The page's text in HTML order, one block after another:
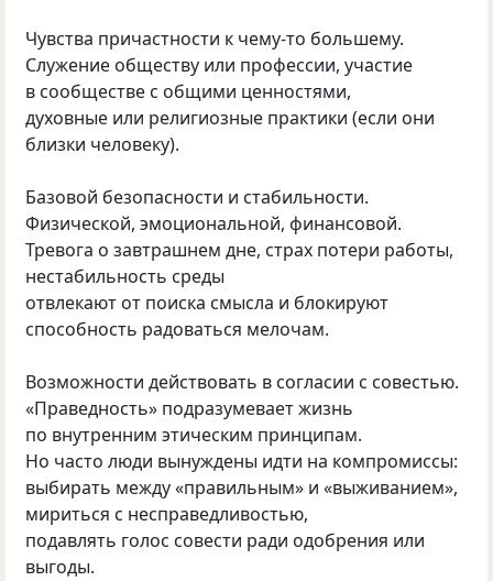
Чувства причастности к чему‑то большему.
Служение обществу или профессии, участие
в сообществе с общими ценностями,
духовные или религиозные практики (если они
близки человеку).
Базовой безопасности и стабильности.
Физической, эмоциональной, финансовой.
Тревога о завтрашнем дне, страх потери работы,
нестабильность среды
отвлекают от поиска смысла и блокируют
способность радоваться мелочам.
Возможности действовать в согласии с совестью.
«Праведность» подразумевает жизнь
по внутренним этическим принципам.
Но часто люди вынуждены идти на компромиссы:
выбирать между «правильным» и «выживанием»,
мириться с несправедливостью,
подавлять голос совести ради одобрения или
выгоды.